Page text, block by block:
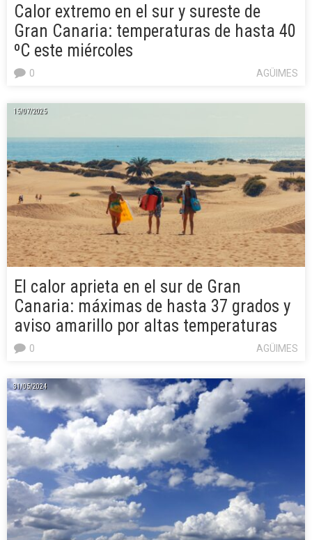
Calor extremo en el sur y sureste de
Gran Canaria: temperaturas de hasta 40
ºC este miércoles
AGÜIMES
0
15/07/2025
El calor aprieta en el sur de Gran
Canaria: máximas de hasta 37 grados y
aviso amarillo por altas temperaturas
AGÜIMES
0
31/05/2024